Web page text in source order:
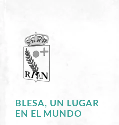
BLESA, UN LUGAR
EN EL MUNDO